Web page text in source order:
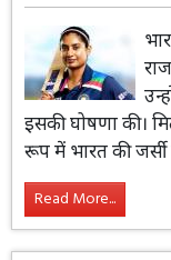
इसकी घोषणा की।
रूप में भारत की
Read More...